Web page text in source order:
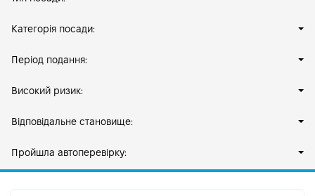
Категорія посади:
Період подання:
Високий ризик:
Відповідальне становище:
Пройшла автоперевірку: